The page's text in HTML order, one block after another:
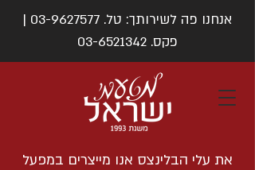
אנחנו פה לשירותך: טל.03-9627577
|
פקס.03-6521342
את עלי הבלינצס אנו מייצרים במפעל